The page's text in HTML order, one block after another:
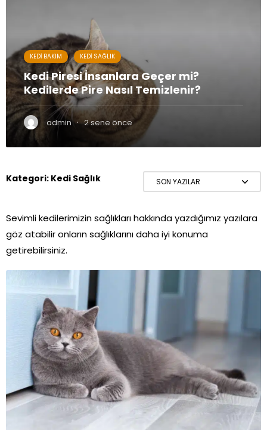
KEDI BAKIM KEDI SAĞLIK
Kedi Piresi İnsanlara Geçer mi?
Kedilerde Pire Nasıl Temizlenir?
Kedi Piresi insanlara geçer mi sorusu özellikle yaz aylarında
sıkça gündeme gelmektedir. Kedilerde pire her yerden
bulaşır. Dışarıyla temas etmeyen...
admin · 2 sene önce
Kategori: Kedi Sağlık
Sevimli kedilerimizin sağlıkları hakkında yazdığımız yazılara
göz atabilir onların sağlıklarını daha iyi konuma
getirebilirsiniz.